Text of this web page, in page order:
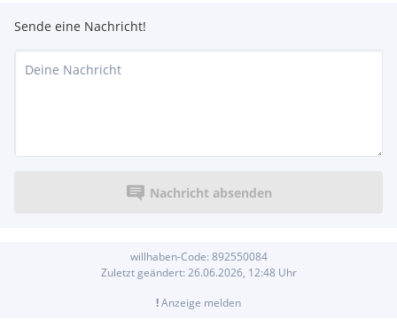
Sende eine Nachricht!
Nachricht absenden
willhaben-Code: 892550084
Zuletzt geändert: 26.06.2026, 12:48 Uhr
!Anzeige melden